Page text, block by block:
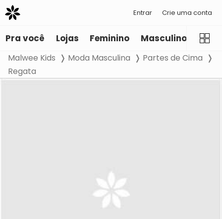
Entrar Crie uma conta
Pra você Lojas Feminino Masculino
Malwee Kids Moda Masculina
Partes de Cima
Regata